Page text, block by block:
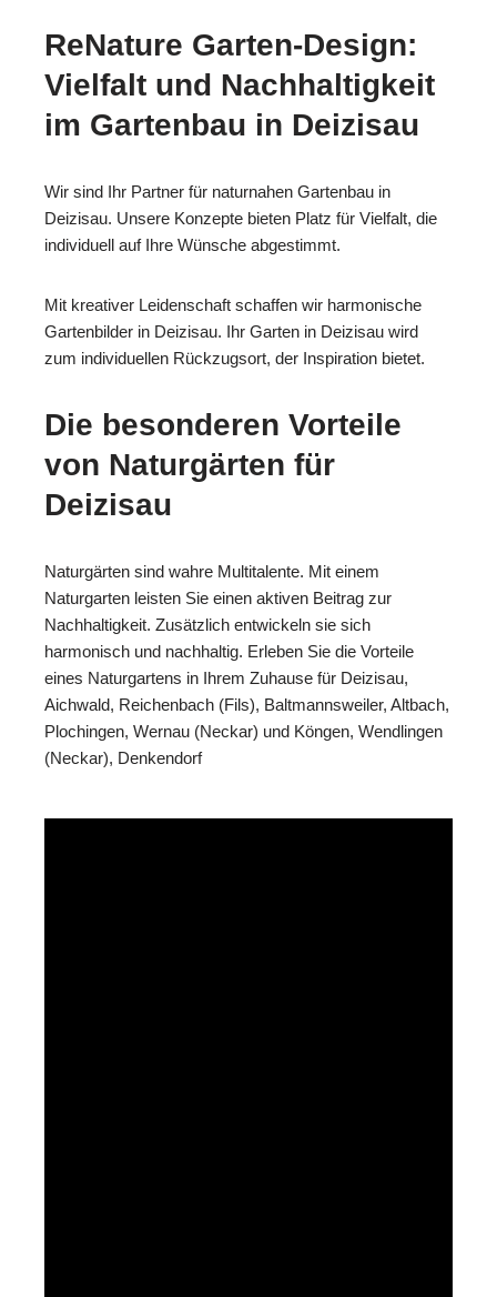
ReNature Garten-Design:
Vielfalt und Nachhaltigkeit
im Gartenbau in Deizisau
Wir sind Ihr Partner für naturnahen Gartenbau in
Deizisau. Unsere Konzepte bieten Platz für Vielfalt, die
individuell auf Ihre Wünsche abgestimmt.
Mit kreativer Leidenschaft schaffen wir harmonische
Gartenbilder in Deizisau. Ihr Garten in Deizisau wird
zum individuellen Rückzugsort, der Inspiration bietet.
Die besonderen Vorteile
von Naturgärten für
Deizisau
Naturgärten sind wahre Multitalente. Mit einem
Naturgarten leisten Sie einen aktiven Beitrag zur
Nachhaltigkeit. Zusätzlich entwickeln sie sich
harmonisch und nachhaltig. Erleben Sie die Vorteile
eines Naturgartens in Ihrem Zuhause für Deizisau,
Aichwald, Reichenbach (Fils), Baltmannsweiler, Altbach,
Plochingen, Wernau (Neckar) und Köngen, Wendlingen
(Neckar), Denkendorf